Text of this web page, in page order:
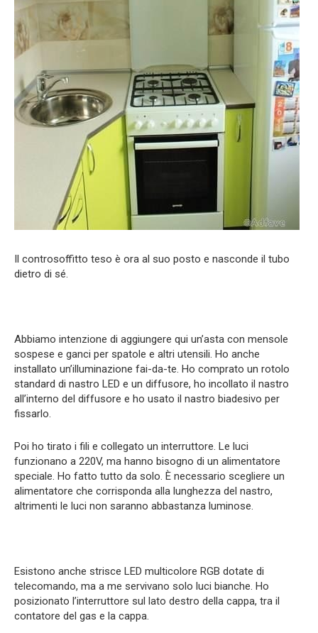
Il controsoffitto teso è ora al suo posto e nasconde il tubo
dietro di sé.
Abbiamo intenzione di aggiungere qui un’asta con mensole
sospese e ganci per spatole e altri utensili. Ho anche
installato un’illuminazione fai-da-te. Ho comprato un rotolo
standard di nastro LED e un diffusore, ho incollato il nastro
all’interno del diffusore e ho usato il nastro biadesivo per
fissarlo.
Poi ho tirato i fili e collegato un interruttore. Le luci
funzionano a 220V, ma hanno bisogno di un alimentatore
speciale. Ho fatto tutto da solo. È necessario scegliere un
alimentatore che corrisponda alla lunghezza del nastro,
altrimenti le luci non saranno abbastanza luminose.
Esistono anche strisce LED multicolore RGB dotate di
telecomando, ma a me servivano solo luci bianche. Ho
posizionato l’interruttore sul lato destro della cappa, tra il
contatore del gas e la cappa.